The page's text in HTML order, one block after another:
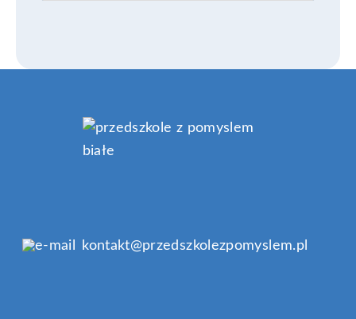
kontakt@przedszkolezpomyslem.pl